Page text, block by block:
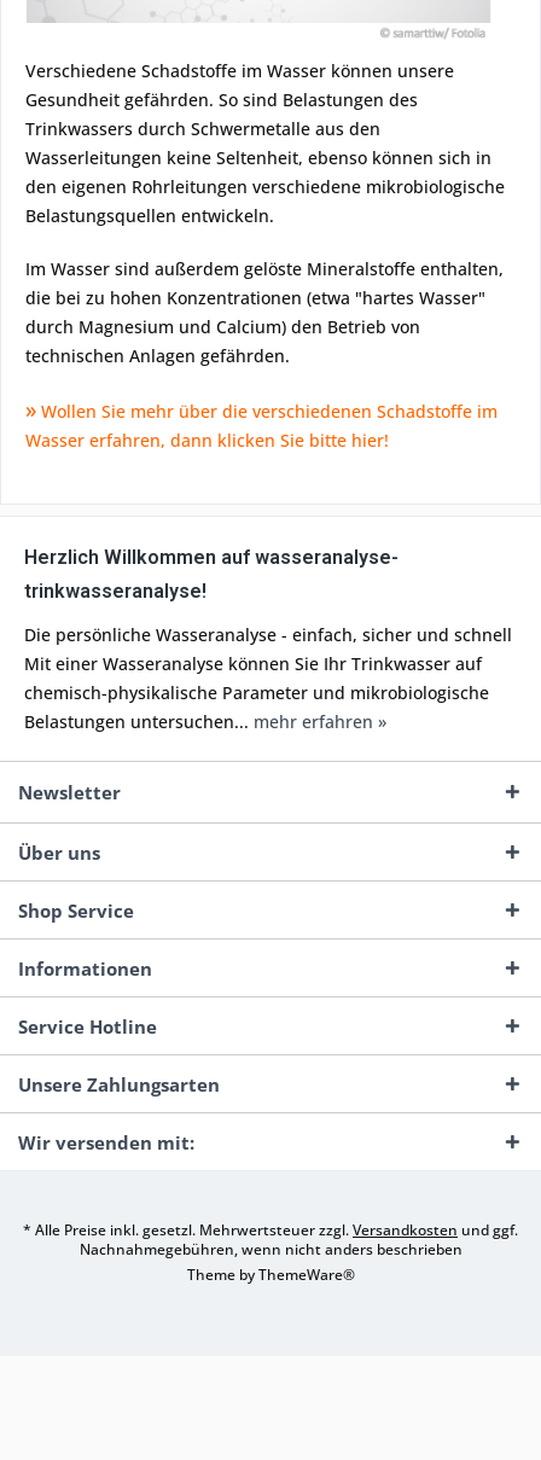
Verschiedene Schadstoffe im Wasser können unsere
Gesundheit gefährden. So sind Belastungen des
Trinkwassers durch Schwermetalle aus den
Wasserleitungen keine Seltenheit, ebenso können sich in
den eigenen Rohrleitungen verschiedene mikrobiologische
Belastungsquellen entwickeln.
Im Wasser sind außerdem gelöste Mineralstoffe enthalten,
die bei zu hohen Konzentrationen (etwa "hartes Wasser"
durch Magnesium und Calcium) den Betrieb von
technischen Anlagen gefährden.
» Wollen Sie mehr über die verschiedenen Schadstoffe im
Wasser erfahren, dann klicken Sie bitte hier!
Herzlich Willkommen auf wasseranalyse-
trinkwasseranalyse!
Die persönliche Wasseranalyse - einfach, sicher und schnell
Mit einer Wasseranalyse können Sie Ihr Trinkwasser auf
chemisch-physikalische Parameter und mikrobiologische
Belastungen untersuchen... mehr erfahren »
Newsletter
Über uns
Shop Service
Informationen
Service Hotline
Unsere Zahlungsarten
Wir versenden mit:
* Alle Preise inkl. gesetzl. Mehrwertsteuer zzgl.Versandkosten und ggf.
Nachnahmegebühren, wenn nicht anders beschrieben
Theme byThemeWare®